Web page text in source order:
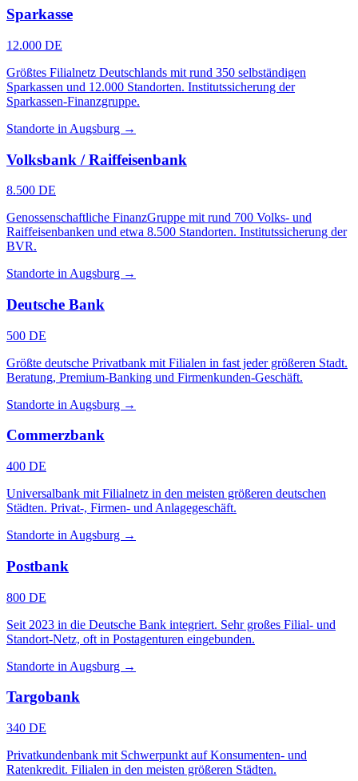
Sparkasse
12.000 DE
Größtes Filialnetz Deutschlands mit rund 350 selbständigen
Sparkassen und 12.000 Standorten. Institutssicherung der
Sparkassen-Finanzgruppe.
Standorte in Augsburg →
Volksbank / Raiffeisenbank
8.500 DE
Genossenschaftliche FinanzGruppe mit rund 700 Volks- und
Raiffeisenbanken und etwa 8.500 Standorten. Institutssicherung der
BVR.
Standorte in Augsburg →
Deutsche Bank
500 DE
Größte deutsche Privatbank mit Filialen in fast jeder größeren Stadt.
Beratung, Premium-Banking und Firmenkunden-Geschäft.
Standorte in Augsburg →
Commerzbank
400 DE
Universalbank mit Filialnetz in den meisten größeren deutschen
Städten. Privat-, Firmen- und Anlagegeschäft.
Standorte in Augsburg →
Postbank
800 DE
Seit 2023 in die Deutsche Bank integriert. Sehr großes Filial- und
Standort-Netz, oft in Postagenturen eingebunden.
Standorte in Augsburg →
Targobank
340 DE
Privatkundenbank mit Schwerpunkt auf Konsumenten- und
Ratenkredit. Filialen in den meisten größeren Städten.